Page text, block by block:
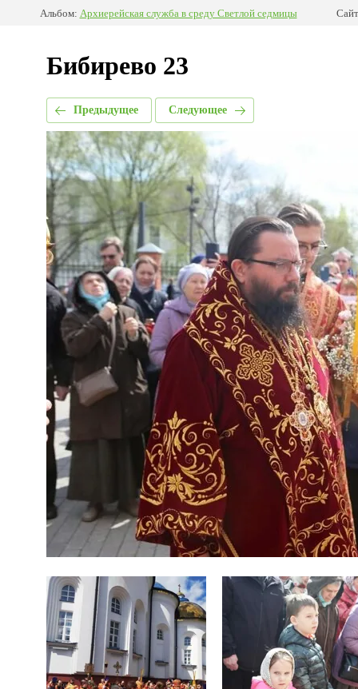
Альбом: Архиерейская служба в среду Светлой седмицы
Бибирево 23
Предыдущее Следующее